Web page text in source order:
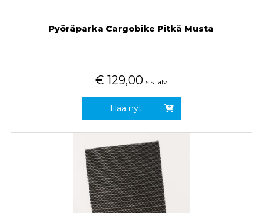
Pyöräparka Cargobike Pitkä Musta
€ 129,00 sis. alv
Tilaa nyt